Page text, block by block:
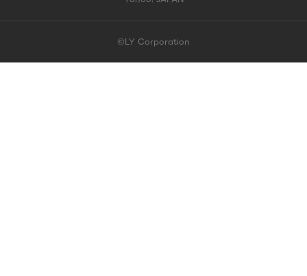
©LY Corporation
このコンテンツは掲載が終了しました | LINE占い